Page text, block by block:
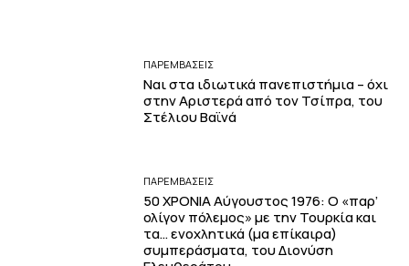
ΠΑΡΕΜΒΑΣΕΙΣ
Ναι στα ιδιωτικά πανεπιστήμια – όχι
στην Αριστερά από τον Τσίπρα, του
Στέλιου Βαϊνά
ΠΑΡΕΜΒΑΣΕΙΣ
50 ΧΡΟΝΙΑ Αύγουστος 1976: Ο «παρ’
ολίγον πόλεμος» με την Τουρκία και
τα… ενοχλητικά (μα επίκαιρα)
συμπεράσματα, του Διονύση